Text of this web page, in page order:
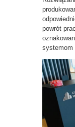
powrót
systemom